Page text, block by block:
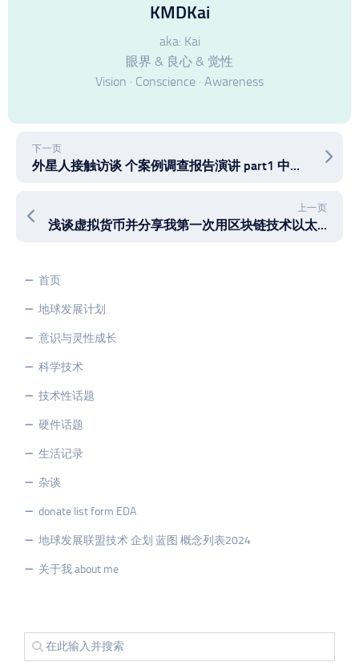
KMDKai
aka: Kai
眼界 & 良心 & 觉性
Vision · Conscience · Awareness
下一页
外星人接触访谈 个案例调查报告演讲 part1 中文字幕翻译 人类DNA基因密码未解之谜 ET 狮人猫科外星人 螳螂人 星际家人 麦田圈 超能力 通灵 跨维度
上一页
浅谈虚拟货币并分享我第一次用区块链技术以太坊货币ETH进行消费
首页
地球发展计划
意识与灵性成长
科学技术
技术性话题
硬件话题
生活记录
杂谈
donate list form EDA
地球发展联盟技术 企划 蓝图 概念列表2024
关于我 about me